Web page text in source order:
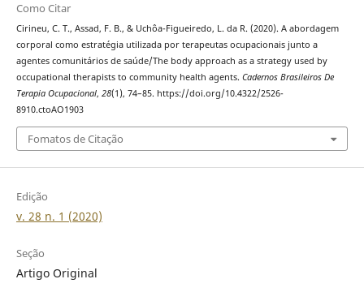
Como Citar
Cirineu, C. T., Assad, F. B., & Uchôa-Figueiredo, L. da R. (2020). A abordagem
corporal como estratégia utilizada por terapeutas ocupacionais junto a
agentes comunitários de saúde/The body approach as a strategy used by
occupational therapists to community health agents. Cadernos Brasileiros De
Terapia Ocupacional, 28(1), 74–85. https://doi.org/10.4322/2526-
8910.ctoAO1903
Fomatos de Citação
Edição
v. 28 n. 1 (2020)
Seção
Artigo Original